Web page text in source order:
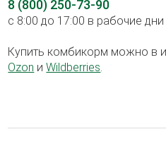
8 (800) 250-73-90
с 8:00 до 17:00 в рабочие дни
Купить комбикорм можно в
Ozon иWildberries.